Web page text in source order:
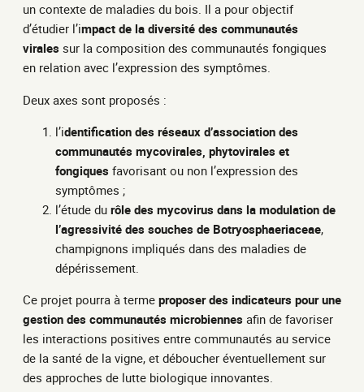
un contexte de maladies du bois. Il a pour objectif
d’étudier l’impact de la diversité des communautés
virales sur la composition des communautés fongiques
en relation avec l’expression des symptômes.
Deux axes sont proposés :
l’identification des réseaux d’association des
communautés mycovirales, phytovirales et
fongiques favorisant ou non l’expression des
symptômes ;
l’étude du rôle des mycovirus dans la modulation de
l’agressivité des souches de Botryosphaeriaceae,
champignons impliqués dans des maladies de
dépérissement.
Ce projet pourra à terme proposer des indicateurs pour une
gestion des communautés microbiennes afin de favoriser
les interactions positives entre communautés au service
de la santé de la vigne, et déboucher éventuellement sur
des approches de lutte biologique innovantes.